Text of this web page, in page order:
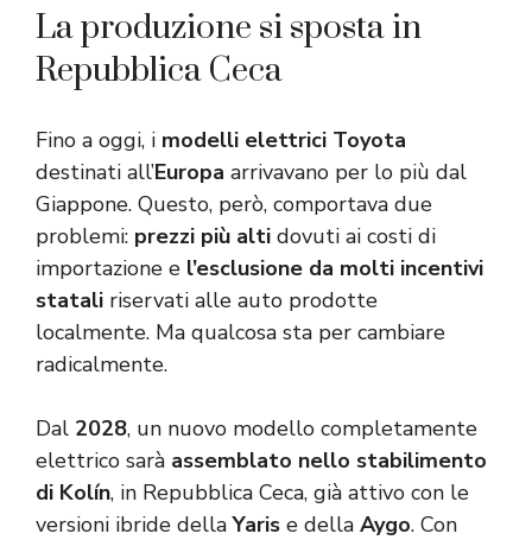
La produzione si sposta in
Repubblica Ceca
Fino a oggi, i modelli elettrici Toyota
destinati all’Europa arrivavano per lo più dal
Giappone. Questo, però, comportava due
problemi: prezzi più alti dovuti ai costi di
importazione e l’esclusione da molti incentivi
statali riservati alle auto prodotte
localmente. Ma qualcosa sta per cambiare
radicalmente.
Dal 2028, un nuovo modello completamente
elettrico sarà assemblato nello stabilimento
di Kolín, in Repubblica Ceca, già attivo con le
versioni ibride dellaYaris e della Aygo. Con